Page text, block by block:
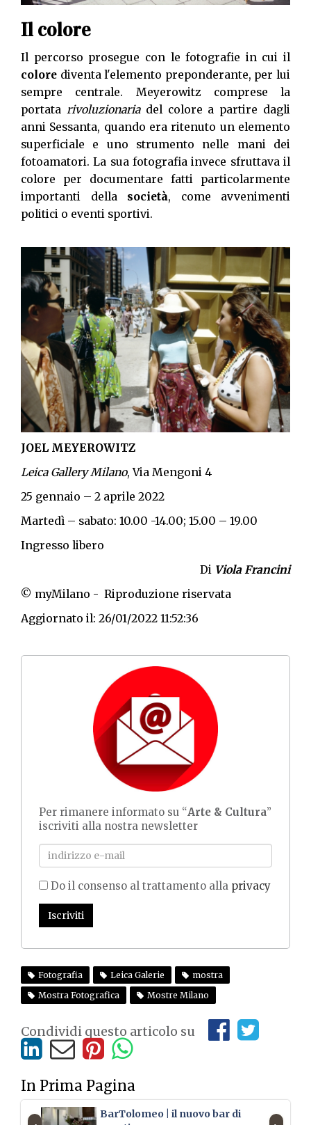
Il colore
Il percorso prosegue con le fotografie in cui il
colore diventa l'elemento preponderante, per lui
sempre centrale. Meyerowitz comprese la
portata rivoluzionariadel colore a partire dagli
anni Sessanta, quando era ritenuto un elemento
superficiale e uno strumento nelle mani dei
fotoamatori. La sua fotografia invece sfruttava il
colore per documentare fatti particolarmente
importanti della società, come avvenimenti
politici o eventi sportivi.
JOEL MEYEROWITZ
Leica Gallery Milano, Via Mengoni 4
25 gennaio – 2 aprile 2022
Martedì – sabato: 10.00 -14.00; 15.00 – 19.00
Ingresso libero
Di Viola Francini
© myMilano - Riproduzione riservata
Aggiornato il: 26/01/2022 11:52:36
Per rimanere informato su “Arte & Cultura”
iscriviti alla nostra newsletter
Do il consenso al trattamento alla privacy
Iscriviti
Fotografia Leica Galerie
mostra
Mostra Fotografica
Mostre Milano
Condividi questo articolo su
In Prima Pagina
BarTolomeo | il nuovo bar di